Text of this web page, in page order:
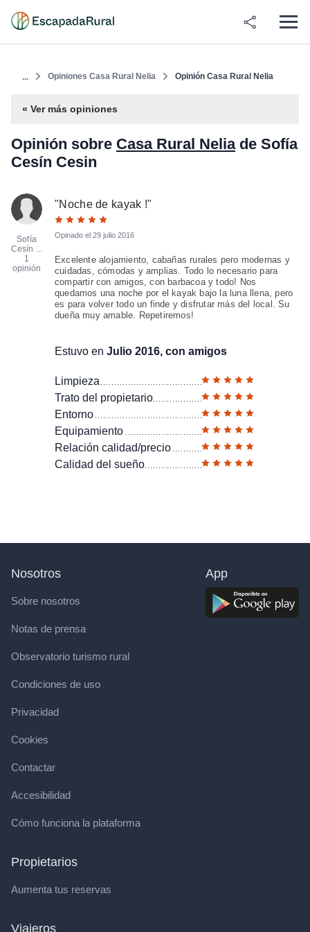
... Opiniones Casa Rural Nelia Opinión Casa Rural Nelia
« Ver más opiniones
Opinión sobre Casa Rural Neliade Sofía
Cesín Cesin
Sofía
Cesín ...
1
opinión
"Noche de kayak !"
Opinado el 29 julio 2016
Excelente alojamiento, cabañas rurales pero modernas y
cuidadas, cómodas y amplias. Todo lo necesario para
compartir con amigos, con barbacoa y todo! Nos
quedamos una noche por el kayak bajo la luna llena, pero
es para volver todo un finde y disfrutar más del local. Su
dueña muy amable. Repetiremos!
Estuvo en Julio 2016, con amigos
Limpieza
Trato del propietario
Entorno
Equipamiento
Relación calidad/precio
Calidad del sueño
Nosotros
Sobre nosotros
Notas de prensa
Observatorio turismo rural
Condiciones de uso
Privacidad
Cookies
Contactar
Accesibilidad
Cómo funciona la plataforma
Propietarios
Aumenta tus reservas
Viajeros
App